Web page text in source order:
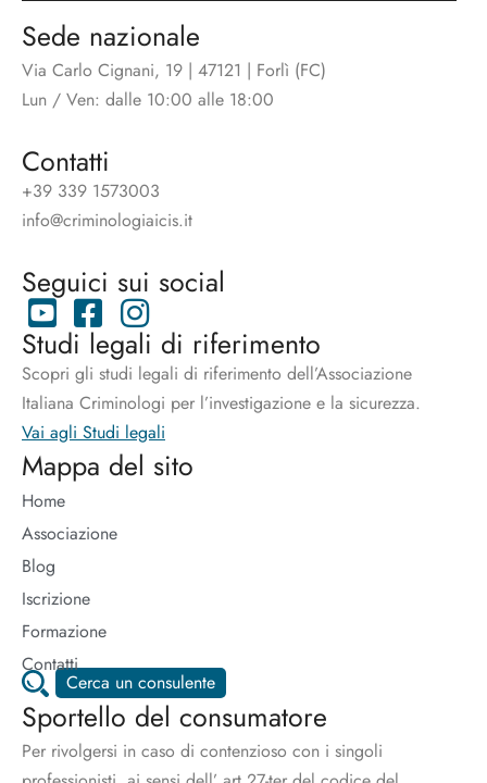
Sede nazionale
Via Carlo Cignani, 19 | 47121 | Forlì (FC)
Lun / Ven: dalle 10:00 alle 18:00
Contatti
+39 339 1573003
info@criminologiaicis.it
Seguici sui social
Studi legali di riferimento
Scopri gli studi legali di riferimento dell’Associazione
Italiana Criminologi per l’investigazione e la sicurezza.
Vai agli Studi legali
Mappa del sito
Home
Associazione
Blog
Iscrizione
Formazione
Contatti
Cerca un consulente
Sportello del consumatore
Per rivolgersi in caso di contenzioso con i singoli